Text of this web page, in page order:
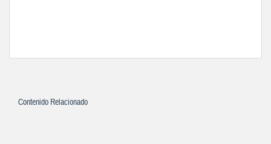
Contenido Relacionado